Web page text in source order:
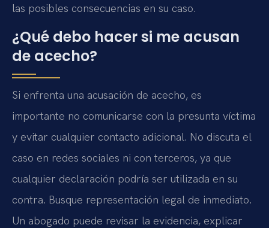
las posibles consecuencias en su caso.
¿Qué debo hacer si me acusan
de acecho?
Si enfrenta una acusación de acecho, es
importante no comunicarse con la presunta víctima
y evitar cualquier contacto adicional. No discuta el
caso en redes sociales ni con terceros, ya que
cualquier declaración podría ser utilizada en su
contra. Busque representación legal de inmediato.
Un abogado puede revisar la evidencia, explicar